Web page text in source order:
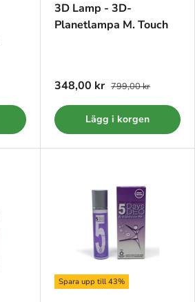
3D Lamp - 3D-
Planetlampa M. Touch
348,00 kr 799,00 kr
Lägg i korgen
Spara upp till 43%